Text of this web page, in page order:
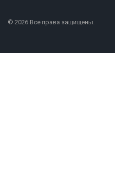
© 2026 Все права защищены.